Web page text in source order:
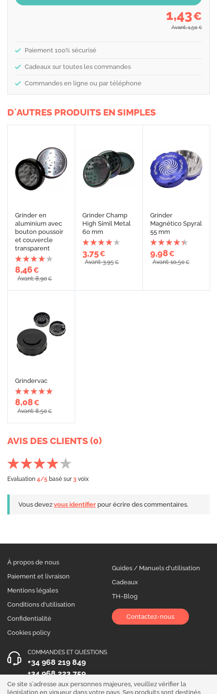
1,43€
Avant: 1,50 €
Paiement 100% sécurisé
Cadeaux sur toutes les commandes
Commandes en ligne ou par téléphone
D´AUTRES PRODUITS EN SIMPLES
Grinder en
aluminium avec
bouton poussoir
et couvercle
transparent
8,46€
Avant: 8,90€
Grinder Champ
High Símil Metal
60 mm
3,75€
Avant: 3,95€
Grinder
Magnético Spyral
55 mm
9,98€
Avant: 10,50€
Grindervac
8,08€
Avant: 8,50€
AVIS DES CLIENTS (0)
Evaluation 4/5 basé sur3 voix
Vous devez vous identifier pour écrire des commentaires.
À propos de nous
Paiement et livraison
Mentions légales
Conditions d'utilisation
Confidentialité
Cookies policy
Guides / Manuels d'utilisation
Cadeaux
TH-Blog
Contactez-nous
COMMANDES ET QUESTIONS
+34 968 219 849
+34 968 223 759
HEURES D´OUVERTURE
Ce site s´adresse aux personnes majeures, veuillez vérifier la
législation en vigueur dans votre pays. Ses produits sont destinés